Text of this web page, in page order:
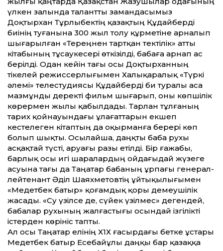
үлкен залында талантты замандасымыз
Доқтырхан Тұрлыбектің қазақтың Құдайберді
биінің туғанына 300 жыл толу құрметіне арналып
шығарылған «Тереңнен тартқан тектілік» атты
кітабының тұсаукесері өткізілді, бабаға арнап ас
берілді. Одан кейін тағы осы Доқтырханның
тікелей режиссерлығымен Халықаралық «Түркі
әлемі» телестудиясы Құдайберді би туралы аса
мазмұнды деректі фильм шығарып, оны көпшілік
көрермен жылы қабылдады. Тарлан тұлғаның
тарих қойнауындағы ұлағаттарын екшеп
кестелеген кітаптың да оқырманға берері көп
болып шықты. Осылайша, даңқты баба рухы
асқақтай түсті, аруағы разы етілді. Бір ғажабы,
барлық осы игі шаралардың ойдағыдай жүзеге
асуына тағы да Таңатар бабаның ұрпағы генерал-
лейтенант Әділ Шаяхметовтің ұйтықылығымен
«Медетбек батыр» қоғамдық қоры демеушілік
жасады. «Су үзілсе де, сүйек үзілмес» дегендей,
бабалар рухының жалғастығы осындай ізгілікті
істерден көрініс тапты.
Ал осы Таңатар елінің Х1Х ғасырдағы бетке ұстары
Медетбек батыр Есебайұлы даңқы бар қазаққа